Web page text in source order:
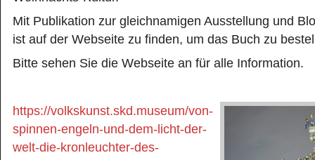
Mit Publikation zur gleichnamigen Ausstellung und
ist auf der Webseite zu finden, um das Buch zu
Bitte sehen Sie die Webseite an für alle Information.
https://volkskunst.skd.museum/von-
spinnen-engeln-und-dem-licht-der-
welt-die-kronleuchter-des-